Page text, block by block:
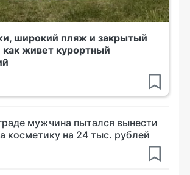
широкий пляж и закрытый
живет курортный
мужчина пытался вынести
косметику на 24 тыс. рублей